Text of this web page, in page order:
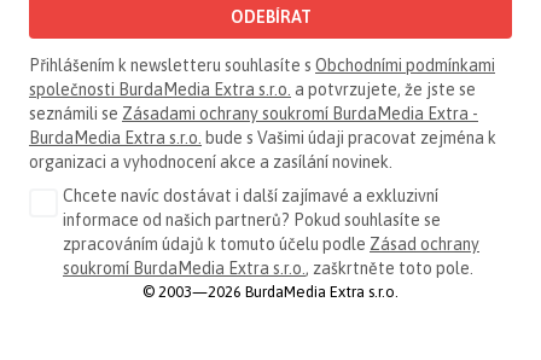
ODEBÍRAT
Přihlášením k newsletteru souhlasíte s Obchodními podmínkami
společnosti BurdaMedia Extra s.r.o. a potvrzujete, že jste se
seznámili se Zásadami ochrany soukromí BurdaMedia Extra -
BurdaMedia Extra s.r.o. bude s Vašimi údaji pracovat zejména k
organizaci a vyhodnocení akce a zasílání novinek.
Chcete navíc dostávat i další zajímavé a exkluzivní
informace od našich partnerů? Pokud souhlasíte se
zpracováním údajů k tomuto účelu podle Zásad ochrany
soukromí BurdaMedia Extra s.r.o., zaškrtněte toto pole.
© 2003—2026 BurdaMedia Extra s.r.o.